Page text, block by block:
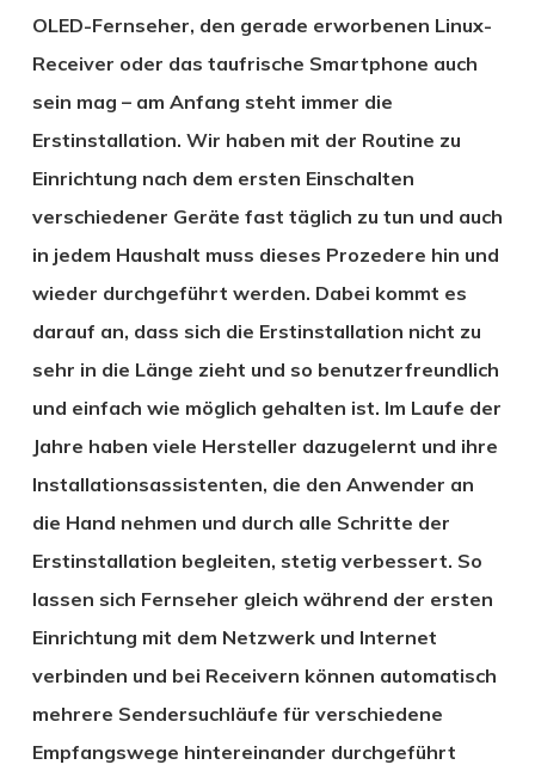
OLED-Fernseher, den gerade erworbenen Linux-
Receiver oder das taufrische Smartphone auch
sein mag – am Anfang steht immer die
Erstinstallation. Wir haben mit der Routine zu
Einrichtung nach dem ersten Einschalten
verschiedener Geräte fast täglich zu tun und auch
in jedem Haushalt muss dieses Prozedere hin und
wieder durchgeführt werden. Dabei kommt es
darauf an, dass sich die Erstinstallation nicht zu
sehr in die Länge zieht und so benutzerfreundlich
und einfach wie möglich gehalten ist. Im Laufe der
Jahre haben viele Hersteller dazugelernt und ihre
Installationsassistenten, die den Anwender an
die Hand nehmen und durch alle Schritte der
Erstinstallation begleiten, stetig verbessert. So
lassen sich Fernseher gleich während der ersten
Einrichtung mit dem Netzwerk und Internet
verbinden und bei Receivern können automatisch
mehrere Sendersuchläufe für verschiedene
Empfangswege hintereinander durchgeführt